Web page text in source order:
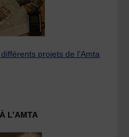
projets de l’Amta
L’AMTA